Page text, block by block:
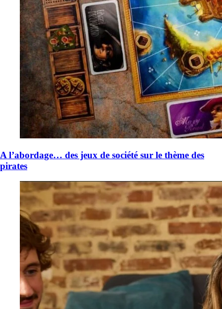
A l’abordage… des jeux de société sur le thème des
pirates